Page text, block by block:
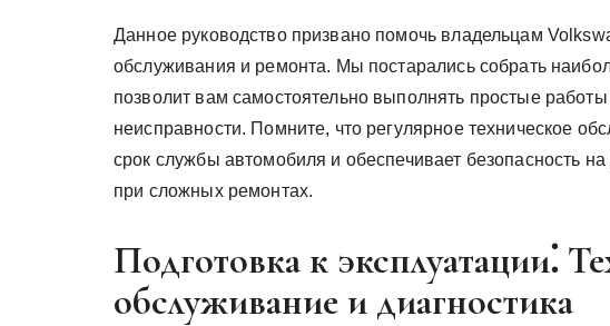
Данное руководство призвано помочь владельцам
обслуживания и ремонта. Мы постарались собрать
позволит вам самостоятельно выполнять простые
неисправности. Помните, что регулярное техническое
срок службы автомобиля и обеспечивает безопасность
при сложных ремонтах.
Подготовка к эксплуатации⁚
обслуживание и диагностика